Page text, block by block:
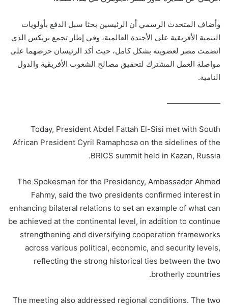
وأضاف المتحدث الرسمي أن الرئيسين بحثا سبل الدفع بأولويات
التنمية الأفريقية على الأجندة العالمية، وفي إطار تجمع بريكس الذي
انضمت مصر لعضويته بشكل كامل، حيث أكد الرئيسان حرصهما على
مواصلة العمل المشترك لتحقيق مصالح الشعوب الأفريقية والدول
النامية.
———————
Today, President Abdel Fattah El-Sisi met with South
African President Cyril Ramaphosa on the sidelines of the
BRICS summit held in Kazan, Russia.
The Spokesman for the Presidency, Ambassador Ahmed
Fahmy, said the two presidents confirmed interest in
enhancing bilateral relations to set an example of what can
be achieved at the continental level, in addition to continue
strengthening and diversifying cooperation frameworks
across various political, economic, and security levels,
reflecting the strong historical ties between the two
brotherly countries.
The meeting also addressed regional conditions. The two